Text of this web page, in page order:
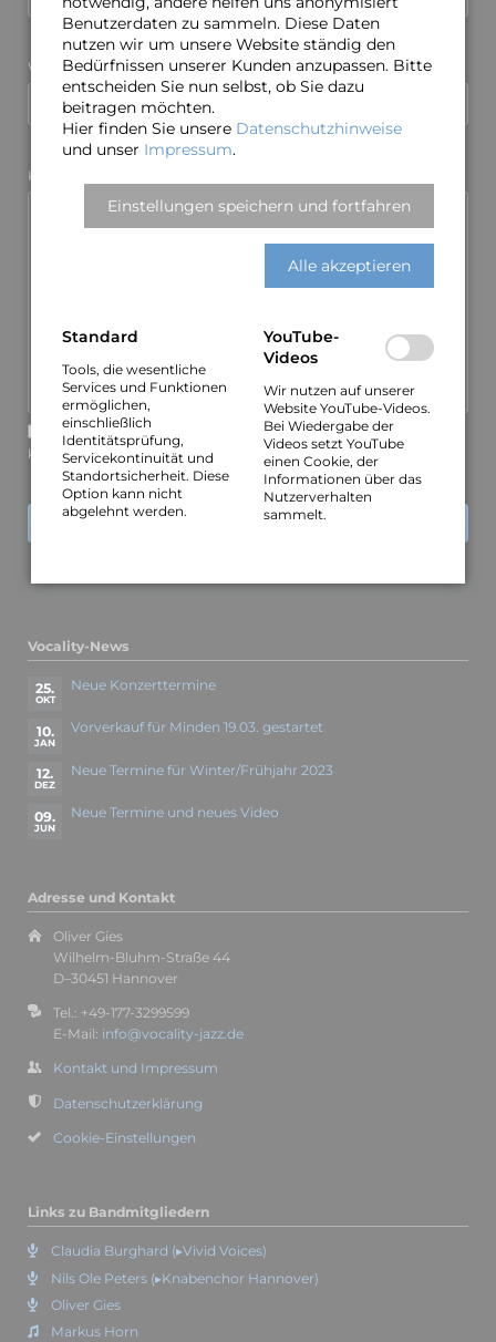
Webseite
Pflichtfeld
Kommentar
Über neue Kommentare per E-Mail benachrichtigen (Sie
können das Abonnement jederzeit beenden)
KOMMENTAR ABSENDEN
Vocality-News
25.
OKT
Neue Konzerttermine
10.
JAN
Vorverkauf für Minden 19.03. gestartet
12.
DEZ
Neue Termine für Winter/Frühjahr 2023
09.
JUN
Neue Termine und neues Video
Adresse und Kontakt
Oliver Gies
Wilhelm-Bluhm-Straße 44
D–30451 Hannover
Tel.: +49-177-3299599
E-Mail: info@vocality-jazz.de
Kontakt und Impressum
Datenschutzerklärung
Cookie-Einstellungen
Links zu Bandmitgliedern
Claudia Burghard (▸Vivid Voices)
Nils Ole Peters (▸Knabenchor Hannover)
Oliver Gies
Markus Horn
Benutzerdaten zu sammeln. Diese Daten
nutzen wir um unsere Website ständig den
Bedürfnissen unserer Kunden anzupassen. Bitte
entscheiden Sie nun selbst, ob Sie dazu
beitragen möchten.
Hier finden Sie unsere Datenschutzhinweise
und unser Impressum.
Einstellungen speichern und fortfahren
Alle akzeptieren
Standard
Tools, die wesentliche
Services und Funktionen
ermöglichen,
einschließlich
Identitätsprüfung,
Servicekontinuität und
Standortsicherheit. Diese
Option kann nicht
abgelehnt werden.
YouTube-
Videos
Wir nutzen auf unserer
Website YouTube-Videos.
Bei Wiedergabe der
Videos setzt YouTube
einen Cookie, der
Informationen über das
Nutzerverhalten
sammelt.